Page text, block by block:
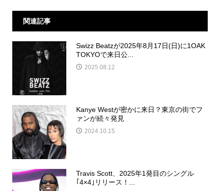
関連記事
Swizz Beatzが2025年8月17日(日)に1OAK
TOKYOで来日公...
2025.08.12
Kanye Westが密かに来日？東京の街でフ
ァンが続々発見
2024.10.15
Travis Scott、2025年1発目のシングル
｢4×4｣リリース！...